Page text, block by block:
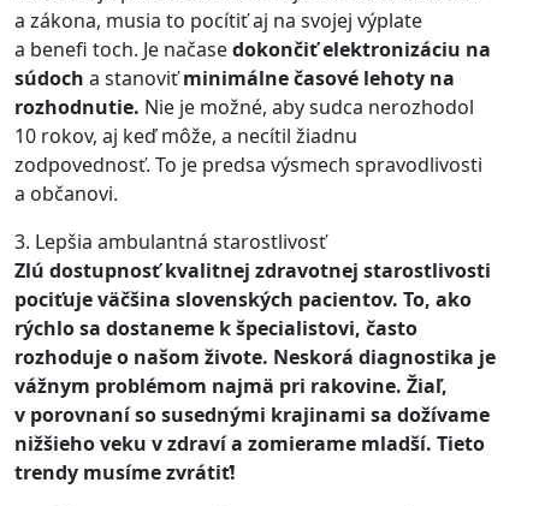
a zákona, musia to pocítiť aj na svojej výplate
a benefi toch. Je načasedokončiť elektronizáciu na
súdoch a stanoviťminimálne časové lehoty na
rozhodnutie. Nie je možné, aby sudca nerozhodol
10 rokov, aj keď môže, a necítil žiadnu
zodpovednosť. To je predsa výsmech spravodlivosti
a občanovi.
3. Lepšia ambulantná starostlivosť
Zlú dostupnosť kvalitnej zdravotnej starostlivosti
pociťuje väčšina slovenských pacientov. To, ako
rýchlo sa dostaneme k špecialistovi, často
rozhoduje o našom živote. Neskorá diagnostika je
vážnym problémom najmä pri rakovine. Žiaľ,
v porovnaní so susednými krajinami sa dožívame
nižšieho veku v zdraví a zomierame mladší. Tieto
trendy musíme zvrátiť!